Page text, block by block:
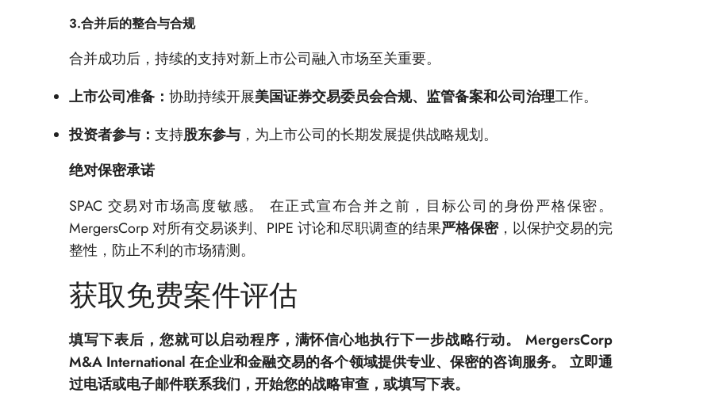
3.合并后的整合与合规
合并成功后，持续的支持对新上市公司融入市场至关重要。
上市公司准备： 协助持续开展美国证券交易委员会合规、监管备案和公司治理工作。
投资者参与： 支持股东参与 ，为上市公司的长期发展提供战略规划。
绝对保密承诺
SPAC 交易对市场高度敏感。 在正式宣布合并之前，目标公司的身份严格保密。
MergersCorp 对所有交易谈判、PIPE 讨论和尽职调查的结果严格保密，以保护交易的完
整性，防止不利的市场猜测。
获取免费案件评估
填写下表后，您就可以启动程序，满怀信心地执行下一步战略行动。 MergersCorp
M&A International 在企业和金融交易的各个领域提供专业、保密的咨询服务。 立即通
过电话或电子邮件联系我们，开始您的战略审查，或填写下表。